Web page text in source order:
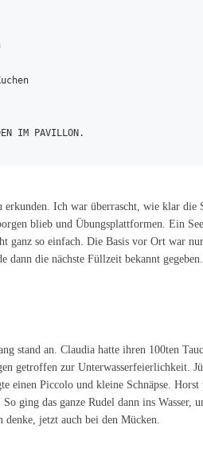
IM PAVILLON.
erkunden. Ich war überrascht, wie klar
blieb und Übungsplattformen. Ein
ganz so einfach. Die Basis vor Ort war
die nächste Füllzeit bekannt gegeben.
stand an. Claudia hatte ihren 100ten
getroffen zur Unterwasserfeierlichkeit.
einen Piccolo und kleine Schnäpse.
So ging das ganze Rudel dann ins
jetzt auch bei den Mücken.